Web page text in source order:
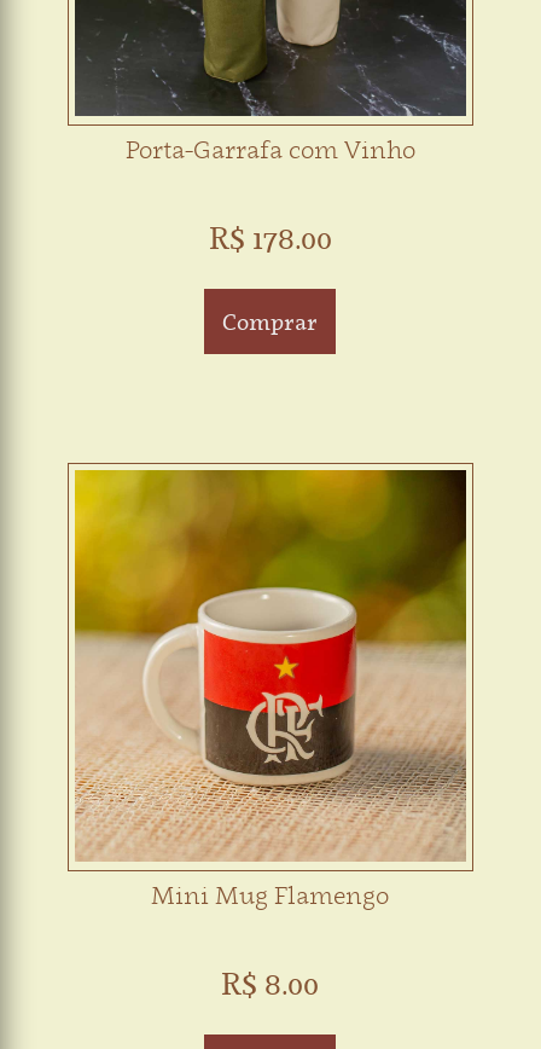
Porta-Garrafa com Vinho
R$ 178.00
Comprar
Mini Mug Flamengo
R$ 8.00